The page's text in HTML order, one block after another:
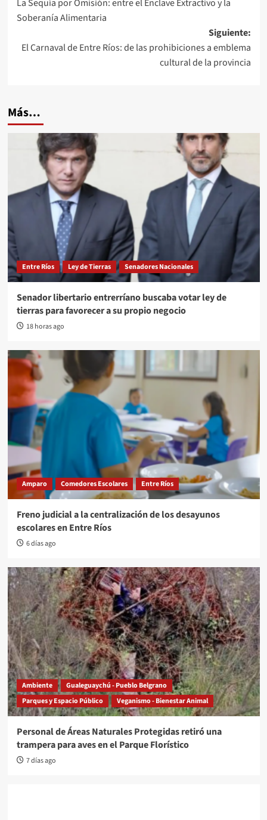
de
entradas
La Sequía por Omisión: entre el Enclave Extractivo y la
Soberanía Alimentaria
Siguiente:
El Carnaval de Entre Ríos: de las prohibiciones a emblema
cultural de la provincia
Más…
Entre Ríos Ley de Tierras Senadores Nacionales
Senador libertario entrerríano buscaba votar ley de
tierras para favorecer a su propio negocio
18 horas ago
Amparo Comedores Escolares Entre Ríos
Freno judicial a la centralización de los desayunos
escolares en Entre Ríos
6 días ago
Ambiente
Gualeguaychú - Pueblo Belgrano
Parques y Espacio Público
Veganismo - Bienestar Animal
Personal de Áreas Naturales Protegidas retiró una
trampera para aves en el Parque Florístico
7 días ago